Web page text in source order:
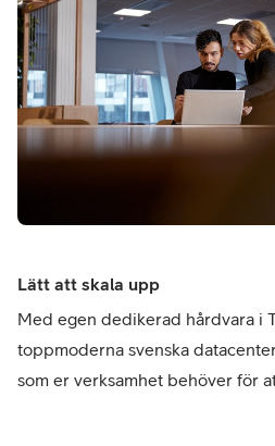
Lätt att skala upp
Med egen dedikerad hårdvara i
toppmoderna svenska
som er verksamhet behöver för